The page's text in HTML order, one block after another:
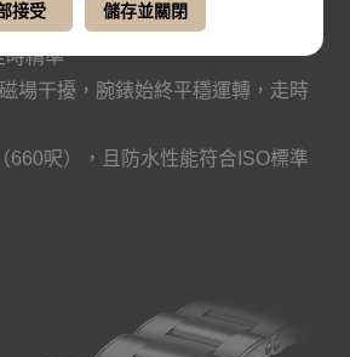
個方位及100%與33%兩種不同動力
時精準
場干擾，腕錶始終平穩運轉，走時
660呎），且防水性能符合ISO標準
接受 儲存並關閉